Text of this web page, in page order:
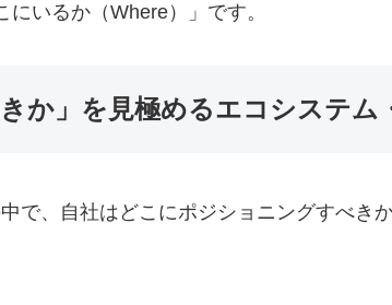
いるか（Where）」です。
きか」を見極めるエコシステム
で、自社はどこにポジショニングすべ